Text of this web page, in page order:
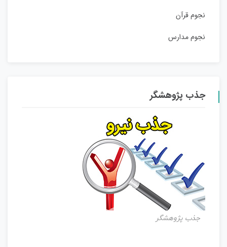
نجوم قرآن
نجوم مدارس
جذب پژوهشگر
جذب پژوهشگر